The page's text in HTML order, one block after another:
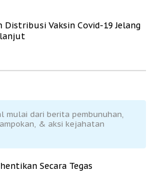
Distribusi Vaksin Covid-19 Jelang
mulai dari berita pembunuhan,
& aksi kejahatan
Secara Tegas